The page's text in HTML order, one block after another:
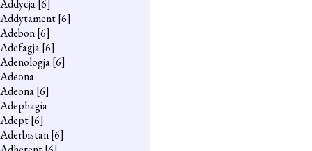
Addycja[6]
Addytament[6]
Adebon[6]
Adefagja[6]
Adenologja[6]
Adeona
Adeona[6]
Adephagia
Adept[6]
Aderbistan[6]